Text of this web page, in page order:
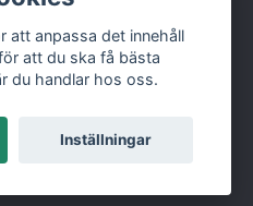
att anpassa det innehåll
att du ska få bästa
du handlar hos oss.
Inställningar